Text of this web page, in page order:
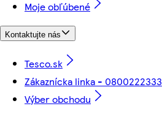
Moje obľúbené
Kontaktujte nás
Tesco.sk
Zákaznícka linka - 0800222333
Výber obchodu